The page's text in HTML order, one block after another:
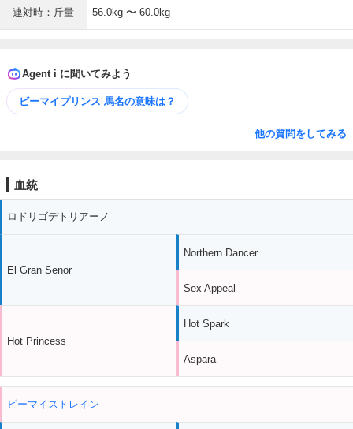
連対時：斤量 56.0kg 〜 60.0kg
Agent i に聞いてみよう
ビーマイプリンス 馬名の意味は？
他の質問をしてみる
血統
ロドリゴデトリアーノ
El Gran Senor
Hot Princess
Northern Dancer
Sex Appeal
Hot Spark
Aspara
ビーマイストレイン